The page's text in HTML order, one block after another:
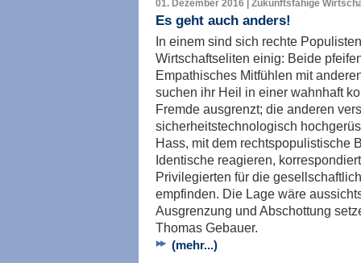
01. Dezember 2016 | Zukunftsfähige
Es geht auch anders!
In einem sind sich rechte
Wirtschaftseliten einig: Beide
Empathisches Mitfühlen mit
suchen ihr Heil in einer wahnhaft
Fremde ausgrenzt; die anderen
sicherheitstechnologisch
Hass, mit dem rechtspopulistische
Identische reagieren,
Privilegierten für die
empfinden. Die Lage wäre
Ausgrenzung und Abschottung
Thomas Gebauer.
(mehr...)